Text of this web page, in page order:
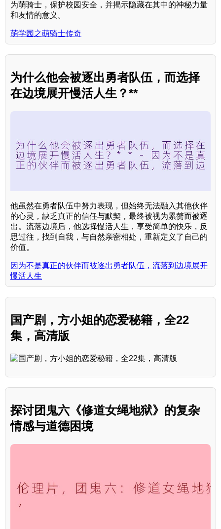
为萌骑士，保护校园安全，并揭示隐藏在其中的神秘力量
和友情的意义。
萌学园之萌骑士传奇
为什么他会被逐出勇者队伍，而选择
在边境展开慢活人生？**
他虽然在勇者队伍中努力表现，但始终无法融入其他伙伴
的心灵，缺乏真正的信任与默契，最终被视为累赘而被逐
出。流落边境后，他选择慢活人生，享受简单的快乐，反
思过往，找到自我，与自然亲密相处，重新定义了自己的
价值。
因为不是真正的伙伴而被逐出勇者队伍，流落到边境展开
慢活人生
国产剧，方小姐的恋爱秘籍，全22
集，高清版
探讨团鬼六《修道女绳地狱》的复杂
情感与道德困境